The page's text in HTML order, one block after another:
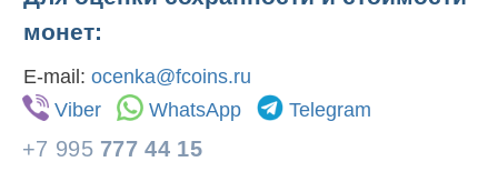
монет:
E-mail: ocenka@fcoins.ru
Viber
WhatsApp Telegram
+7 995 777 44 15